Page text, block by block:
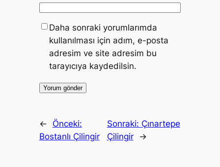
Daha sonraki yorumlarımda
kullanılması için adım, e-posta
adresim ve site adresim bu
tarayıcıya kaydedilsin.
←
Önceki:
Bostanlı Çilingir
Sonraki: Çınartepe
Çilingir
→